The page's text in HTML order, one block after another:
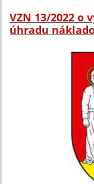
VZN 13/2022 o
úhradu